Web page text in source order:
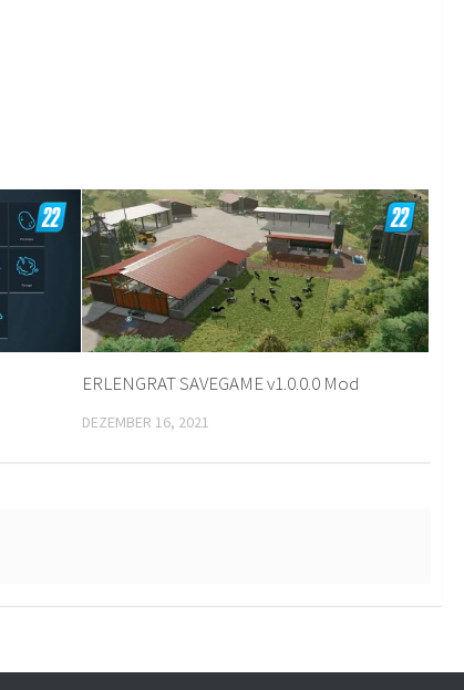
ERLENGRAT SAVEGAME v1.0.0.0 Mod
DEZEMBER 16, 2021